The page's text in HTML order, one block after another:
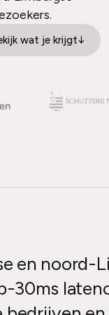
wat je krijgt↓
en noord-
30ms